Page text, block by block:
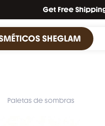
SHEGLAM
Paletas de sombras